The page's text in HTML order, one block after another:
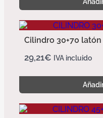
Cilindro 30+70 latón
29,21€ IVA incluido